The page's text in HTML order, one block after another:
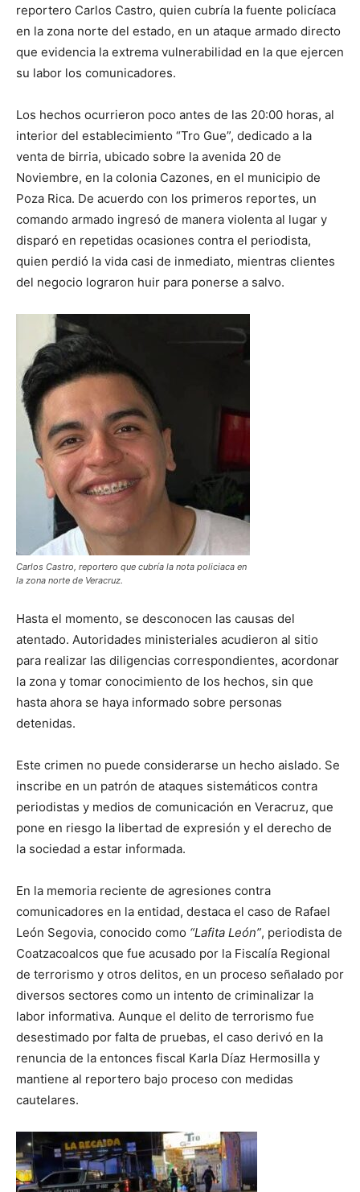
reportero Carlos Castro, quien cubría la fuente policíaca
en la zona norte del estado, en un ataque armado directo
que evidencia la extrema vulnerabilidad en la que ejercen
su labor los comunicadores.
Los hechos ocurrieron poco antes de las 20:00 horas, al
interior del establecimiento “Tro Gue”, dedicado a la
venta de birria, ubicado sobre la avenida 20 de
Noviembre, en la colonia Cazones, en el municipio de
Poza Rica. De acuerdo con los primeros reportes, un
comando armado ingresó de manera violenta al lugar y
disparó en repetidas ocasiones contra el periodista,
quien perdió la vida casi de inmediato, mientras clientes
del negocio lograron huir para ponerse a salvo.
Carlos Castro, reportero que cubría la nota policiaca en
la zona norte de Veracruz.
Hasta el momento, se desconocen las causas del
atentado. Autoridades ministeriales acudieron al sitio
para realizar las diligencias correspondientes, acordonar
la zona y tomar conocimiento de los hechos, sin que
hasta ahora se haya informado sobre personas
detenidas.
Este crimen no puede considerarse un hecho aislado. Se
inscribe en un patrón de ataques sistemáticos contra
periodistas y medios de comunicación en Veracruz, que
pone en riesgo la libertad de expresión y el derecho de
la sociedad a estar informada.
En la memoria reciente de agresiones contra
comunicadores en la entidad, destaca el caso de Rafael
León Segovia, conocido como “Lafita León”, periodista de
Coatzacoalcos que fue acusado por la Fiscalía Regional
de terrorismo y otros delitos, en un proceso señalado por
diversos sectores como un intento de criminalizar la
labor informativa. Aunque el delito de terrorismo fue
desestimado por falta de pruebas, el caso derivó en la
renuncia de la entonces fiscal Karla Díaz Hermosilla y
mantiene al reportero bajo proceso con medidas
cautelares.